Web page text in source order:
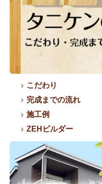
こだわり
完成までの流れ
施工例
ZEHビルダー